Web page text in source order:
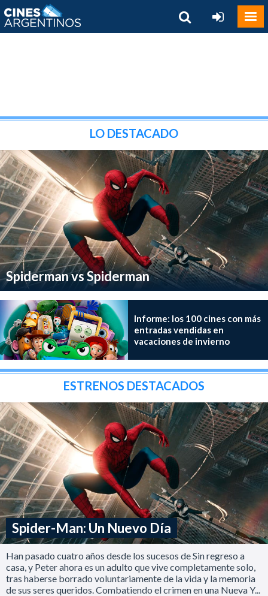
LO DESTACADO
Spiderman vs Spiderman
Informe: los 100 cines con más
entradas vendidas en
vacaciones de invierno
ESTRENOS DESTACADOS
Spider-Man: Un Nuevo Día
Han pasado cuatro años desde los sucesos de Sin regreso a
casa, y Peter ahora es un adulto que vive completamente solo,
tras haberse borrado voluntariamente de la vida y la memoria
de sus seres queridos. Combatiendo el crimen en una Nueva Y...